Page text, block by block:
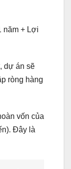
năm + Lợi
dự án sẽ
ròng hàng
vốn của
Đây là